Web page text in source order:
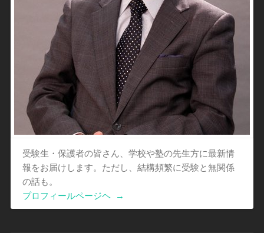
受験生・保護者の皆さん、学校や塾の先生方に最新情
報をお届けします。ただし、結構頻繁に受験と無関係
の話も。
プロフィールページヘ
→